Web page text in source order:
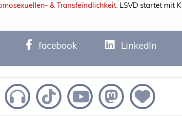
& Transfeindlichkeit. LSVD startet mit
facebook LinkedIn